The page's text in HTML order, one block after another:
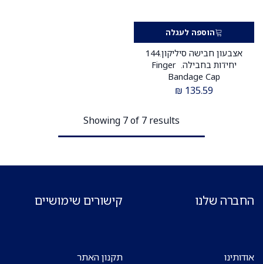
הוספה לעגלה
אצבעון חבישה סיליקון.144
יחידות בחבילה. Finger
Bandage Cap
135.59
₪
Showing 7 of 7 results
החברה שלנו
אודותינו
קישורים שימושיים
תקנון האתר